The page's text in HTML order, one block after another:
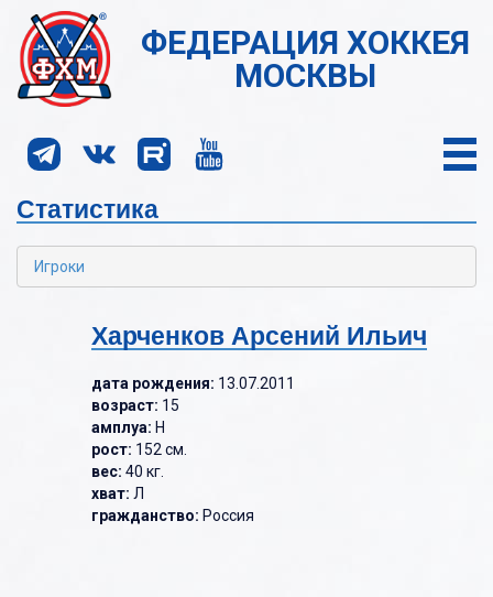
ФЕДЕРАЦИЯ ХОККЕЯ
МОСКВЫ
Статистика
Игроки
Харченков Арсений Ильич
дата рождения: 13.07.2011
возраст: 15
амплуа: Н
рост: 152 см.
вес: 40 кг.
хват: Л
гражданство: Россия